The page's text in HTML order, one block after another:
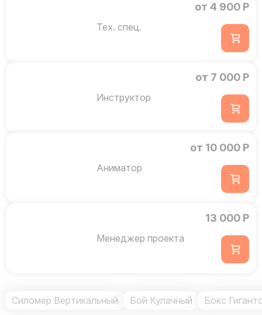
Тех. спец.
от 4 900 Р
Инструктор
от 7 000 Р
Аниматор
от 10 000 Р
Менеджер проекта
13 000 Р
Силомер Вертикальный Бой Кулачный Бокс